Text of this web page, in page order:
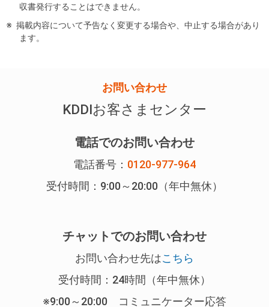
収書発行することはできません。
掲載内容について予告なく変更する場合や、中止する場合があり
ます。
お問い合わせ
KDDIお客さまセンター
電話でのお問い合わせ
電話番号： 0120-977-964
受付時間：9:00～20:00（年中無休）
チャットでのお問い合わせ
お問い合わせ先はこちら
受付時間：24時間（年中無休）
※9:00～20:00 コミュニケーター応答